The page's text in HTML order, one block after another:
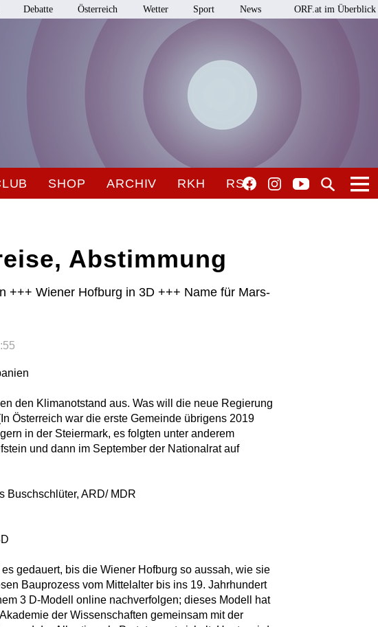
Debatte Österreich Wetter Sport News ORF.at im Überblick
SHOP ARCHIV RKH RSO
Abstimmung
+++ Wiener Hofburg in 3D +++ Name für Mars-
den Klimanotstand aus. Was will die neue Regierung
Österreich war die erste Gemeinde übrigens 2019
in der Steiermark, es folgten unter anderem
und dann im September der Nationalrat auf
Buschschlüter, ARD/ MDR
gedauert, bis die Wiener Hofburg so aussah, wie sie
Bauprozess vom Mittelalter bis ins 19. Jahrhundert
3 D-Modell online nachverfolgen; dieses Modell hat
der Wissenschaften gemeinsam mit der